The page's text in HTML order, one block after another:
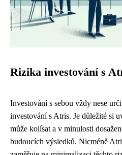
Rizika investování s
Investování s sebou vždy nese
investování s Atris. Je důležité si
může kolísat a v minulosti
budoucích výsledků. Nicméně